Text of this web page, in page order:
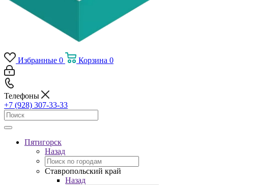
Избранные 0 Корзина 0
Телефоны
+7 (928) 307-33-33
Пятигорск
Назад
Ставропольский край
Назад